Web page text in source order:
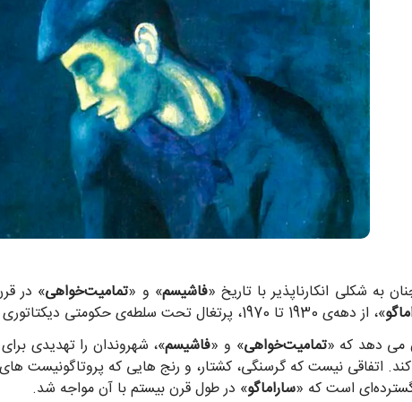
به شکلی انکارناپذیر با تاریخ «فاشیسم» و «تمامیت‌خواهی» در
»، از دهه‌ی 1930 تا 1970، پرتغال تحت سلطه‌ی حکومتی دیکتاتوری موسوم به «
می دهد که «تمامیت‌خواهی» و «فاشیسم»، شهروندان را تهدیدی
اتفاقی نیست که گرسنگی، کشتار، و رنج هایی که پروتاگونیست
است که «ساراماگو» در طول قرن بیستم با آن مواجه شد.